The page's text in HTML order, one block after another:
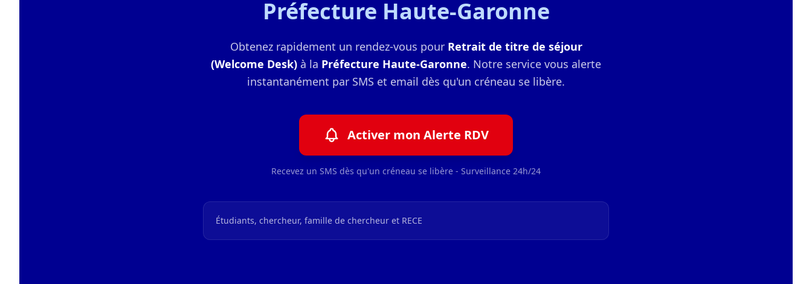
Préfecture Haute-Garonne
Obtenez rapidement un rendez-vous pour Retrait de titre de séjour
(Welcome Desk) à la Préfecture Haute-Garonne. Notre service vous alerte
instantanément par SMS et email dès qu'un créneau se libère.
Activer mon Alerte RDV
Recevez un SMS dès qu'un créneau se libère - Surveillance 24h/24
Étudiants, chercheur, famille de chercheur et RECE